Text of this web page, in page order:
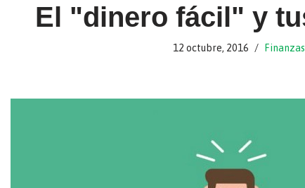
El "dinero fácil" y
12 octubre, 2016